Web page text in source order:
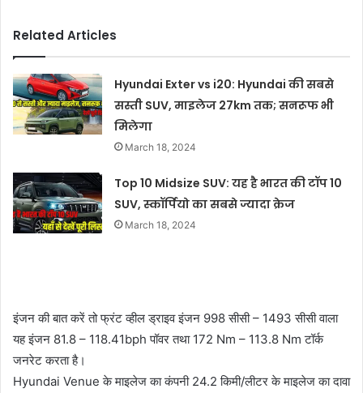
Related Articles
Hyundai Exter vs i20: Hyundai की सबसे
सस्ती SUV, माइलेज 27km तक; सनरूफ भी
मिलेगा
March 18, 2024
Top 10 Midsize SUV: यह है भारत की टॉप 10
SUV, स्कॉर्पियो का सबसे ज्यादा क्रेज
March 18, 2024
इंजन की बात करें तो फ्रंट व्हील ड्राइव इंजन 998 सीसी – 1493 सीसी वाला
यह इंजन 81.8 – 118.41bph पॉवर तथा 172 Nm – 113.8 Nm टॉर्क
जनरेट करता है।
Hyundai Venue के माइलेज का कंपनी 24.2 किमी/लीटर के माइलेज का दावा